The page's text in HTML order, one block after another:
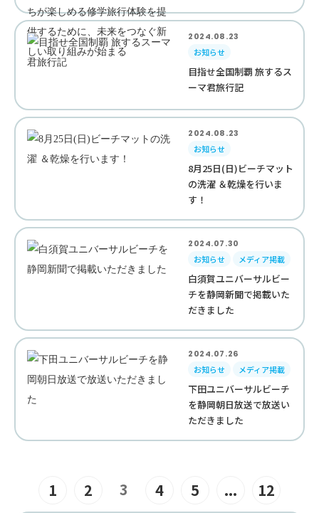
2024.08.23
お知らせ
目指せ全国制覇 旅するス
ーマ君旅行記
2024.08.23
お知らせ
8月25日(日)ビーチマット
の洗濯 ＆乾燥を行いま
す！
2024.07.30
お知らせ
メディア掲載
白須賀ユニバーサルビー
チを静岡新聞で掲載いた
だきました
2024.07.26
お知らせ
メディア掲載
下田ユニバーサルビーチ
を静岡朝日放送で放送い
ただきました
1 2 3 4 5 ... 12